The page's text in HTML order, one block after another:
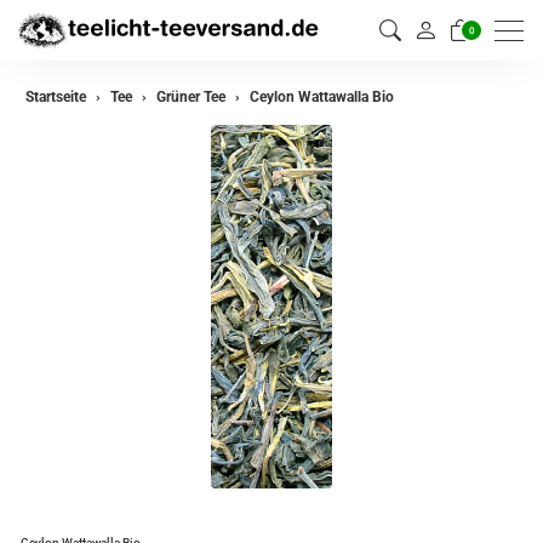
0
zurück
Teemischungen
Startseite Tee Grüner Tee Ceylon Wattawalla Bio